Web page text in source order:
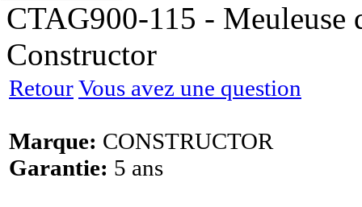
CTAG900-115 - Meuleuse
Constructor
RetourVous avez une question
Marque: CONSTRUCTOR
Garantie: 5 ans